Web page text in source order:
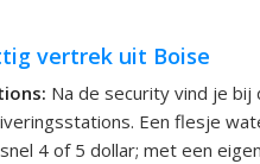
vertrek uit Boise
Na de security vind je bij
Een flesje
4 of 5 dollar; met een